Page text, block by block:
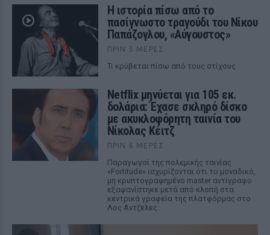
Η ιστορία πίσω από το
πασίγνωστο τραγούδι του Νίκου
Παπάζογλου, «Αύγουστος»
ΠΡΙΝ 5 ΜΈΡΕΣ
Τι κρύβεται πίσω από τους στίχους
Netflix μηνύεται για 105 εκ.
δολάρια: Έχασε σκληρό δίσκο
με ακυκλοφόρητη ταινία του
Νίκολας Κέιτζ
ΠΡΙΝ 6 ΜΈΡΕΣ
Παραγωγοί της πολεμικής ταινίας
«Fortitude» ισχυρίζονται ότι το μοναδικό,
μη κρυπτογραφημένο master αντίγραφο
εξαφανίστηκε μετά από κλοπή στα
κεντρικά γραφεία της πλατφόρμας στο
Λος Αντζελες.